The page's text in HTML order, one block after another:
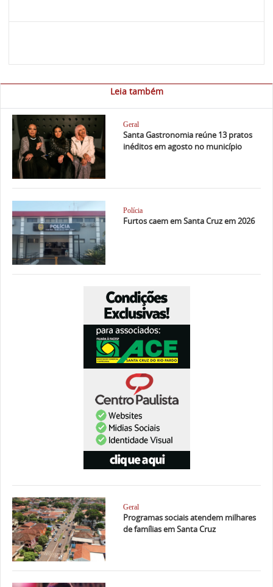
Leia também
Geral
Santa Gastronomia reúne 13 pratos
inéditos em agosto no município
Polícia
Furtos caem em Santa Cruz em 2026
Geral
Programas sociais atendem milhares
de famílias em Santa Cruz